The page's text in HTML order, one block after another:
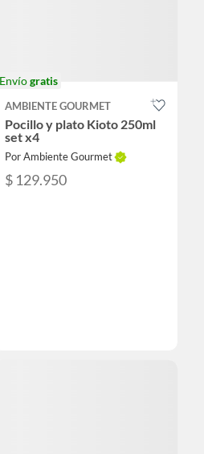
Envíogratis
AMBIENTE GOURMET
Pocillo y plato Kioto 250ml
set x4
Por Ambiente Gourmet
$ 129.950